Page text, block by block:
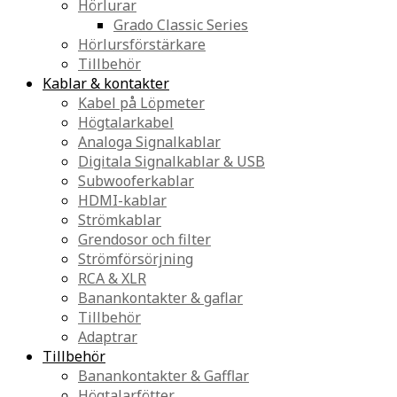
Hörlurar
Grado Classic Series
Hörlursförstärkare
Tillbehör
Kablar & kontakter
Kabel på Löpmeter
Högtalarkabel
Analoga Signalkablar
Digitala Signalkablar & USB
Subwooferkablar
HDMI-kablar
Strömkablar
Grendosor och filter
Strömförsörjning
RCA & XLR
Banankontakter & gaflar
Tillbehör
Adaptrar
Tillbehör
Banankontakter & Gafflar